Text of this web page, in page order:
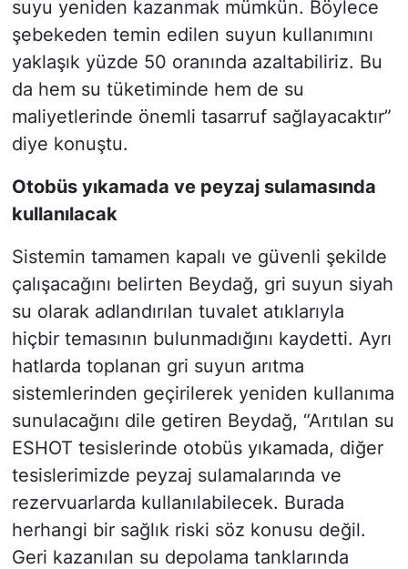
suyu yeniden kazanmak mümkün. Böylece
şebekeden temin edilen suyun kullanımını
yaklaşık yüzde 50 oranında azaltabiliriz. Bu
da hem su tüketiminde hem de su
maliyetlerinde önemli tasarruf sağlayacaktır”
diye konuştu.
Otobüs yıkamada ve peyzaj sulamasında
kullanılacak
Sistemin tamamen kapalı ve güvenli şekilde
çalışacağını belirten Beydağ, gri suyun siyah
su olarak adlandırılan tuvalet atıklarıyla
hiçbir temasının bulunmadığını kaydetti. Ayrı
hatlarda toplanan gri suyun arıtma
sistemlerinden geçirilerek yeniden kullanıma
sunulacağını dile getiren Beydağ, “Arıtılan su
ESHOT tesislerinde otobüs yıkamada, diğer
tesislerimizde peyzaj sulamalarında ve
rezervuarlarda kullanılabilecek. Burada
herhangi bir sağlık riski söz konusu değil.
Geri kazanılan su depolama tanklarında